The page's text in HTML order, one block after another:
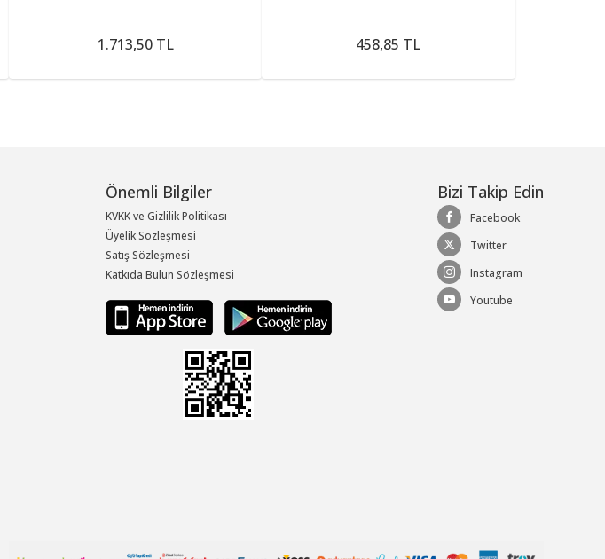
1.713,50 TL 458,85 TL
Önemli Bilgiler
KVKK ve Gizlilik Politikası
Üyelik Sözleşmesi
Satış Sözleşmesi
Katkıda Bulun Sözleşmesi
Bizi Takip Edin
Facebook
Twitter
Instagram
Youtube